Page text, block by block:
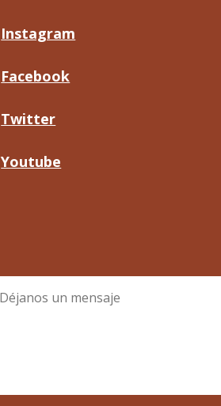
Instagram
Facebook
Twitter
Youtube